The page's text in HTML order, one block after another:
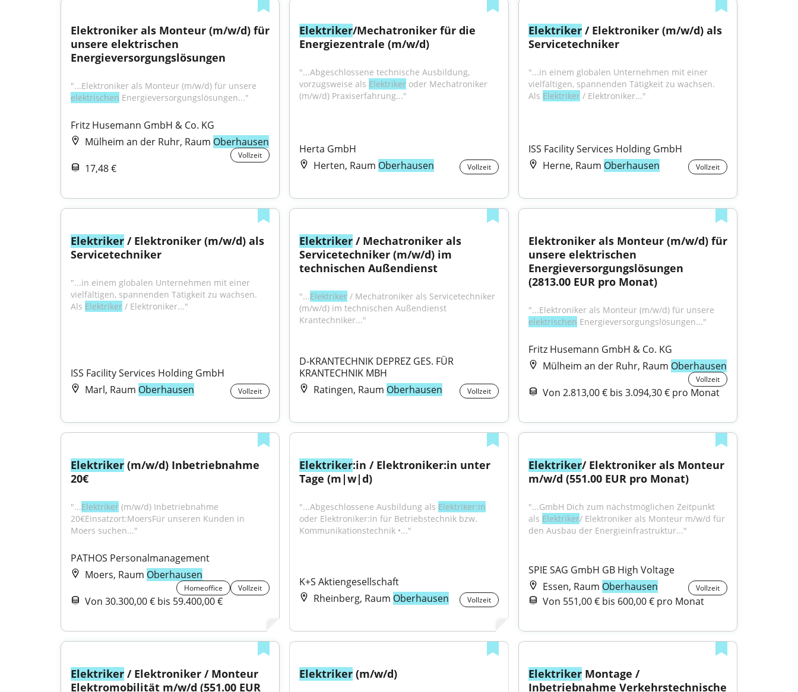
Elektroniker als Monteur (m/w/d) für
unsere elektrischen
Energieversorgungslösungen
elektrischen Energieversorgungslösungen..."
Fritz Husemann GmbH & Co. KG
Mülheim an der Ruhr, Raum Oberhausen
Vollzeit
17,48 €
Elektriker/Mechatroniker für die
Energiezentrale (m/w/d)
"...​​​​Abgeschlossene technische Ausbildung,
vorzugsweise als Elektriker oder Mechatroniker
(m/w/d) Praxiserfahrung..."
Herta GmbH
Herten, Raum Oberhausen Vollzeit
Elektriker / Elektroniker (m/w/d) als
Servicetechniker
"...in einem globalen Unternehmen mit einer
vielfältigen, spannenden Tätigkeit zu wachsen.
Als Elektriker / Elektroniker..."
ISS Facility Services Holding GmbH
Herne, Raum Oberhausen Vollzeit
Elektriker / Elektroniker (m/w/d) als
Servicetechniker
"...in einem globalen Unternehmen mit einer
vielfältigen, spannenden Tätigkeit zu wachsen.
Als Elektriker / Elektroniker..."
ISS Facility Services Holding GmbH
Marl, Raum Oberhausen Vollzeit
Elektriker / Mechatroniker als
Servicetechniker (m/w/d) im
technischen Außendienst
"...Elektriker / Mechatroniker als Servicetechniker
(m/w/d) im technischen Außendienst
Krantechniker..."
D-KRANTECHNIK DEPREZ GES. FÜR
KRANTECHNIK MBH
Ratingen, Raum Oberhausen Vollzeit
Elektroniker als Monteur (m/w/d) für
unsere elektrischen
Energieversorgungslösungen
(2813.00 EUR pro Monat)
elektrischen Energieversorgungslösungen..."
Fritz Husemann GmbH & Co. KG
Mülheim an der Ruhr, Raum Oberhausen
Vollzeit
Von 2.813,00 € bis 3.094,30 € pro Monat
Elektriker (m/w/d) Inbetriebnahme
20€
"...Elektriker (m/w/d) Inbetriebnahme
20€Einsatzort:MoersFür unseren Kunden in
Moers suchen..."
PATHOS Personalmanagement
Moers, Raum Oberhausen
Homeoffice Vollzeit
Von 30.300,00 € bis 59.400,00 €
Elektriker:in / Elektroniker:in unter
Tage (m|w|d)
"...Abgeschlossene Ausbildung als Elektriker:in
oder Elektroniker:in für Betriebstechnik bzw.
Kommunikationstechnik •..."
K+S Aktiengesellschaft
Rheinberg, Raum Oberhausen Vollzeit
Elektriker/ Elektroniker als Monteur
m/w/d (551.00 EUR pro Monat)
"...GmbH Dich zum nächstmöglichen Zeitpunkt
als Elektriker/ Elektroniker als Monteur m/w/d für
den Ausbau der Energieinfrastruktur..."
SPIE SAG GmbH GB High Voltage
Essen, Raum Oberhausen Vollzeit
Von 551,00 € bis 600,00 € pro Monat
Elektriker / Elektroniker / Monteur
Elektromobilität m/w/d (551.00 EUR
Elektriker (m/w/d) Elektriker Montage /
Inbetriebnahme Verkehrstechnische